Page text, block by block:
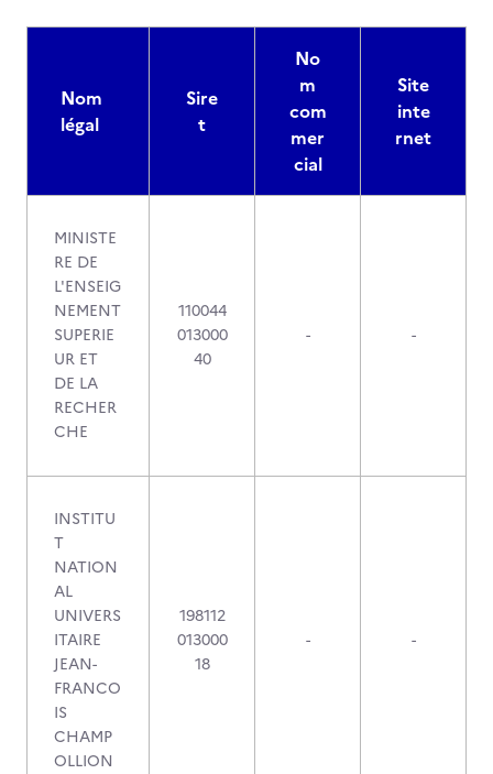
Nom
légal
Sire
t
No
m
com
mer
cial
Site
inte
rnet
MINISTE
RE DE
L'ENSEIG
NEMENT
SUPERIE
UR ET
DE LA
RECHER
CHE
110044
013000
40
- -
INSTITU
T
NATION
AL
UNIVERS
ITAIRE
JEAN-
FRANCO
IS
CHAMP
OLLION
198112
013000
18
- -